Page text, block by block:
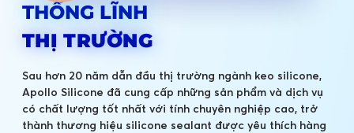
THỐNG LĨNH
THỊ TRƯỜNG
Sau hơn 20 năm dẫn đầu thị trường ngành keo silicone,
Apollo Silicone đã cung cấp những sản phẩm và dịch vụ
có chất lượng tốt nhất với tính chuyên nghiệp cao, trở
thành thương hiệu silicone sealant được yêu thích hàng